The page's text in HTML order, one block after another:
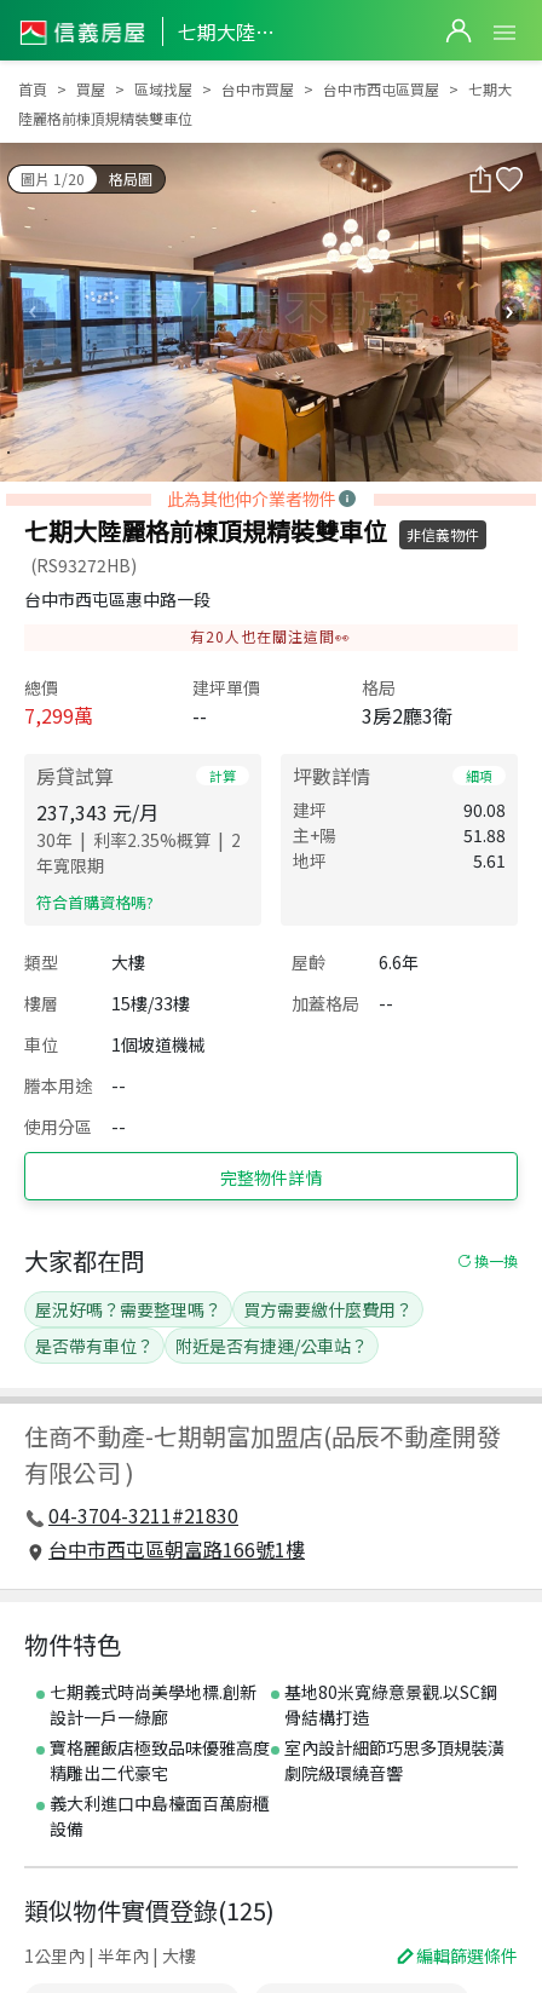
七期大陸麗格前棟頂規精裝雙車位
七期大陸麗格前棟頂規精裝雙車位
首頁 買屋 區域找屋 台中市買屋 台中市西屯區買屋
七期大
陸麗格前棟頂規精裝雙車位
圖片 1/20 格局圖
此為其他仲介業者物件
七期大陸麗格前棟頂規精裝雙車位 非信義物件
(RS93272HB)
台中市西屯區惠中路一段
有20 人也在關注這間👀
總價
7,299萬
建坪單價
--
格局
3房2廳3衛
房貸試算 計算
237,343 元/月
30年 | 利率2.35%概算 | 2
年寬限期
​符合首購資格嗎?
坪數詳情 細項
建坪
90.08
主+陽
51.88
地坪
5.61
類型 大樓 屋齡
6.6年
樓層
15樓/33樓 加蓋格局
--
車位
1個坡道機械
謄本用途
--
使用分區
--
完整物件詳情
住商不動產-七期朝富加盟店(品辰不動產開發
有限公司 )
04-3704-3211#21830
台中市西屯區朝富路166號1樓
大家都在問 換一換
屋況好嗎？需要整理嗎？
買方需要繳什麼費用？
是否帶有車位？
附近是否有捷運/公車站？
物件特色
七期義式時尚美學地標.創新
設計一戶一綠廊
基地80米寬綠意景觀.以SC鋼
骨結構打造
寶格麗飯店極致品味優雅高度
精雕出二代豪宅
室內設計細節巧思多頂規裝潢
劇院級環繞音響
義大利進口中島檯面百萬廚櫃
設備
類似物件實價登錄(125)
1公里內 | 半年內 | 大樓 編輯篩選條件